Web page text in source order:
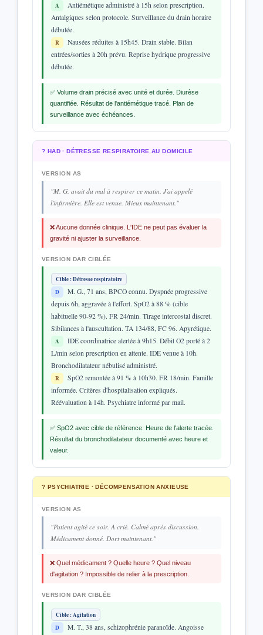
A
Antiémétique administré à 15h selon prescription.
Antalgiques selon protocole. Surveillance du drain horaire
débutée.
R
Nausées réduites à 15h45. Drain stable. Bilan
entrées/sorties à 20h prévu. Reprise hydrique progressive
débutée.
✅ Volume drain précisé avec unité et durée. Diurèse
quantifiée. Résultat de l'antiémétique tracé. Plan de
surveillance avec échéances.
? HAD · DÉTRESSE RESPIRATOIRE AU DOMICILE
VERSION AS
"M. G. avait du mal à respirer ce matin. J'ai appelé
l'infirmière. Elle est venue. Mieux maintenant."
❌ Aucune donnée clinique. L'IDE ne peut pas évaluer la
gravité ni ajuster la surveillance.
VERSION DAR CIBLÉE
Cible : Détresse respiratoire
D
M. G., 71 ans, BPCO connu. Dyspnée progressive
depuis 6h, aggravée à l'effort. SpO2 à 88 % (cible
habituelle 90-92 %). FR 24/min. Tirage intercostal discret.
Sibilances à l'auscultation. TA 134/88, FC 96. Apyrétique.
A
IDE coordinatrice alertée à 9h15. Débit O2 porté à 2
L/min selon prescription en attente. IDE venue à 10h.
Bronchodilatateur nébulisé administré.
R
SpO2 remontée à 91 % à 10h30. FR 18/min. Famille
informée. Critères d'hospitalisation expliqués.
Réévaluation à 14h. Psychiatre informé par mail.
✅ SpO2 avec cible de référence. Heure de l'alerte tracée.
Résultat du bronchodilatateur documenté avec heure et
valeur.
? PSYCHIATRIE · DÉCOMPENSATION ANXIEUSE
VERSION AS
"Patient agité ce soir. A crié. Calmé après discussion.
Médicament donné. Dort maintenant."
❌ Quel médicament ? Quelle heure ? Quel niveau
d'agitation ? Impossible de relier à la prescription.
VERSION DAR CIBLÉE
Cible : Agitation
D
M. T., 38 ans, schizophrénie paranoïde. Angoisse